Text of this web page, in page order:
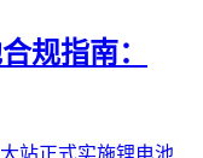
规指南：